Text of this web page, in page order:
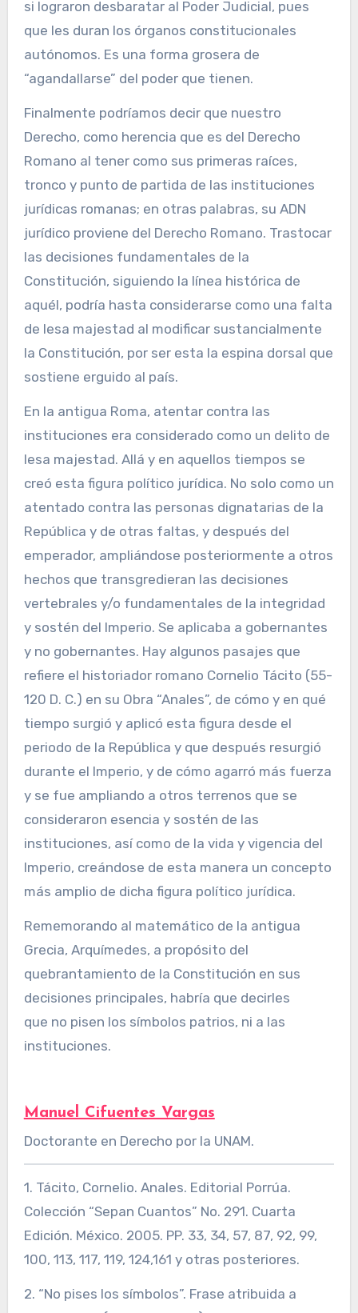
si lograron desbaratar al Poder Judicial, pues
que les duran los órganos constitucionales
autónomos. Es una forma grosera de
“agandallarse” del poder que tienen.
Finalmente podríamos decir que nuestro
Derecho, como herencia que es del Derecho
Romano al tener como sus primeras raíces,
tronco y punto de partida de las instituciones
jurídicas romanas; en otras palabras, su ADN
jurídico proviene del Derecho Romano. Trastocar
las decisiones fundamentales de la
Constitución, siguiendo la línea histórica de
aquél, podría hasta considerarse como una falta
de lesa majestad al modificar sustancialmente
la Constitución, por ser esta la espina dorsal que
sostiene erguido al país.
En la antigua Roma, atentar contra las
instituciones era considerado como un delito de
lesa majestad. Allá y en aquellos tiempos se
creó esta figura político jurídica. No solo como un
atentado contra las personas dignatarias de la
República y de otras faltas, y después del
emperador, ampliándose posteriormente a otros
hechos que transgredieran las decisiones
vertebrales y/o fundamentales de la integridad
y sostén del Imperio. Se aplicaba a gobernantes
y no gobernantes. Hay algunos pasajes que
refiere el historiador romano Cornelio Tácito (55-
120 D. C.) en su Obra “Anales”, de cómo y en qué
tiempo surgió y aplicó esta figura desde el
periodo de la República y que después resurgió
durante el Imperio, y de cómo agarró más fuerza
y se fue ampliando a otros terrenos que se
consideraron esencia y sostén de las
instituciones, así como de la vida y vigencia del
Imperio, creándose de esta manera un concepto
más amplio de dicha figura político jurídica.
Rememorando al matemático de la antigua
Grecia, Arquímedes, a propósito del
quebrantamiento de la Constitución en sus
decisiones principales, habría que decirles
que no pisen los símbolos patrios, ni a las
instituciones.
Manuel Cifuentes Vargas
Doctorante en Derecho por la UNAM.
1. Tácito, Cornelio. Anales. Editorial Porrúa.
Colección “Sepan Cuantos” No. 291. Cuarta
Edición. México. 2005. PP. 33, 34, 57, 87, 92, 99,
100, 113, 117, 119, 124,161 y otras posteriores.
2. “No pises los símbolos”. Frase atribuida a